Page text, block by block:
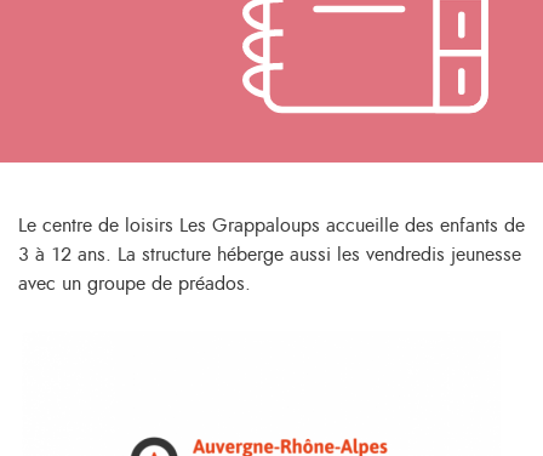
Le centre de loisirs Les Grappaloups accueille des enfants de
3 à 12 ans. La structure héberge aussi les vendredis jeunesse
avec un groupe de préados.